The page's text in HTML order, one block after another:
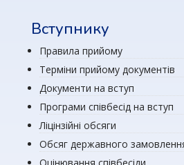
Вступнику
Правила прийому
Терміни прийому документів
Документи на вступ
Програми співбесід на вступ
Ліцінзійні обсяги
Обсяг державного